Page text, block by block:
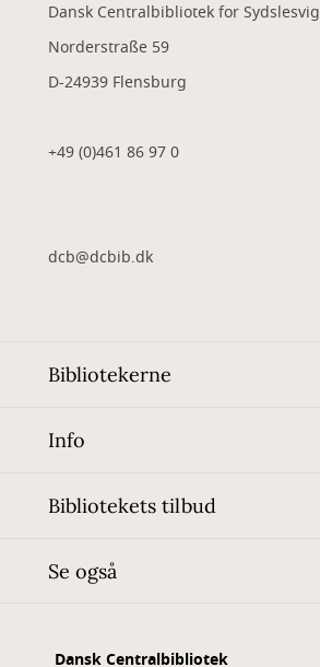
Dansk Centralbibliotek for Sydslesvig
Norderstraße 59
D-24939 Flensburg
+49 (0)461 86 97 0
dcb@dcbib.dk
Bibliotekerne
Info
Bibliotekets tilbud
Se også
Dansk Centralbibliotek